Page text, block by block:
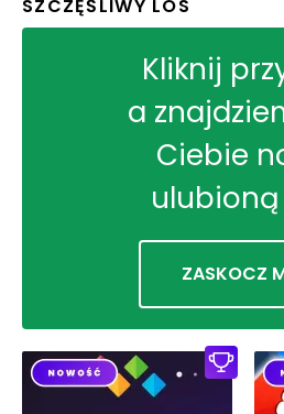
SZCZĘŚLIWY LOS
Kliknij
a
Ciebie
ulubioną
ZASKOCZ